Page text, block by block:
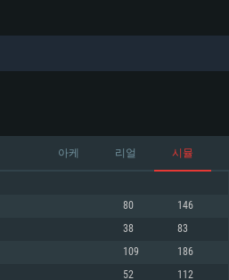
아케 리얼 시뮬
80 146
38 83
109 186
52 112